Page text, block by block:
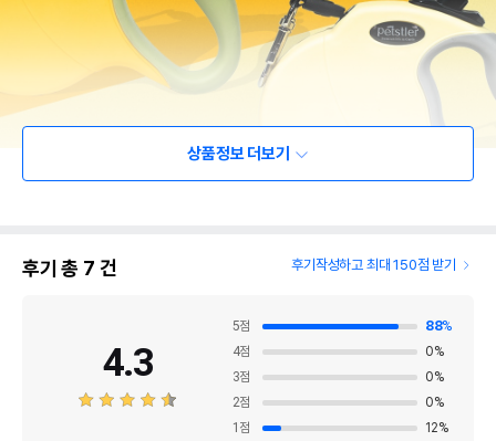
상품정보 더보기
후기 총 7 건 후기작성하고 최대 150점 받기
4.3
5점 88%
4점 0%
3점 0%
2점 0%
1 점 12%